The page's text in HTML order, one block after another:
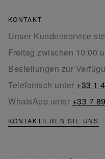
KONTAKT
Unser Kundenservice
Freitag zwischen 10:00
Bestellungen zur
Telefonisch unter +33 1
WhatsApp unter +33 7
KONTAKTIEREN SIE UNS